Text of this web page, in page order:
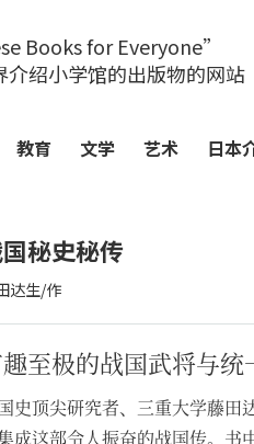
Books for Everyone”
介绍小学馆的出版物的网站
教育 文学 艺术 日本
秘史秘传
达生/作
至极的战国武将与
史顶尖研究者、三重大学藤田
成这部令人振奋的战国传。书